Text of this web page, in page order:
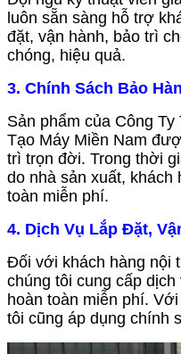
luôn sẵn sàng hỗ trợ
đặt, vận hành, bảo trì
chóng, hiệu quả.
3. Chính Sách Bảo
Sản phẩm của Công
Tạo Máy Miền Nam
trì trọn đời. Trong thời
do nhà sản xuất,
toàn miễn phí.
4. Dịch Vụ Lắp Đặt,
Đối với khách hàng nội
chúng tôi cung cấp
hoàn toàn miễn phí.
tôi cũng áp dụng chính